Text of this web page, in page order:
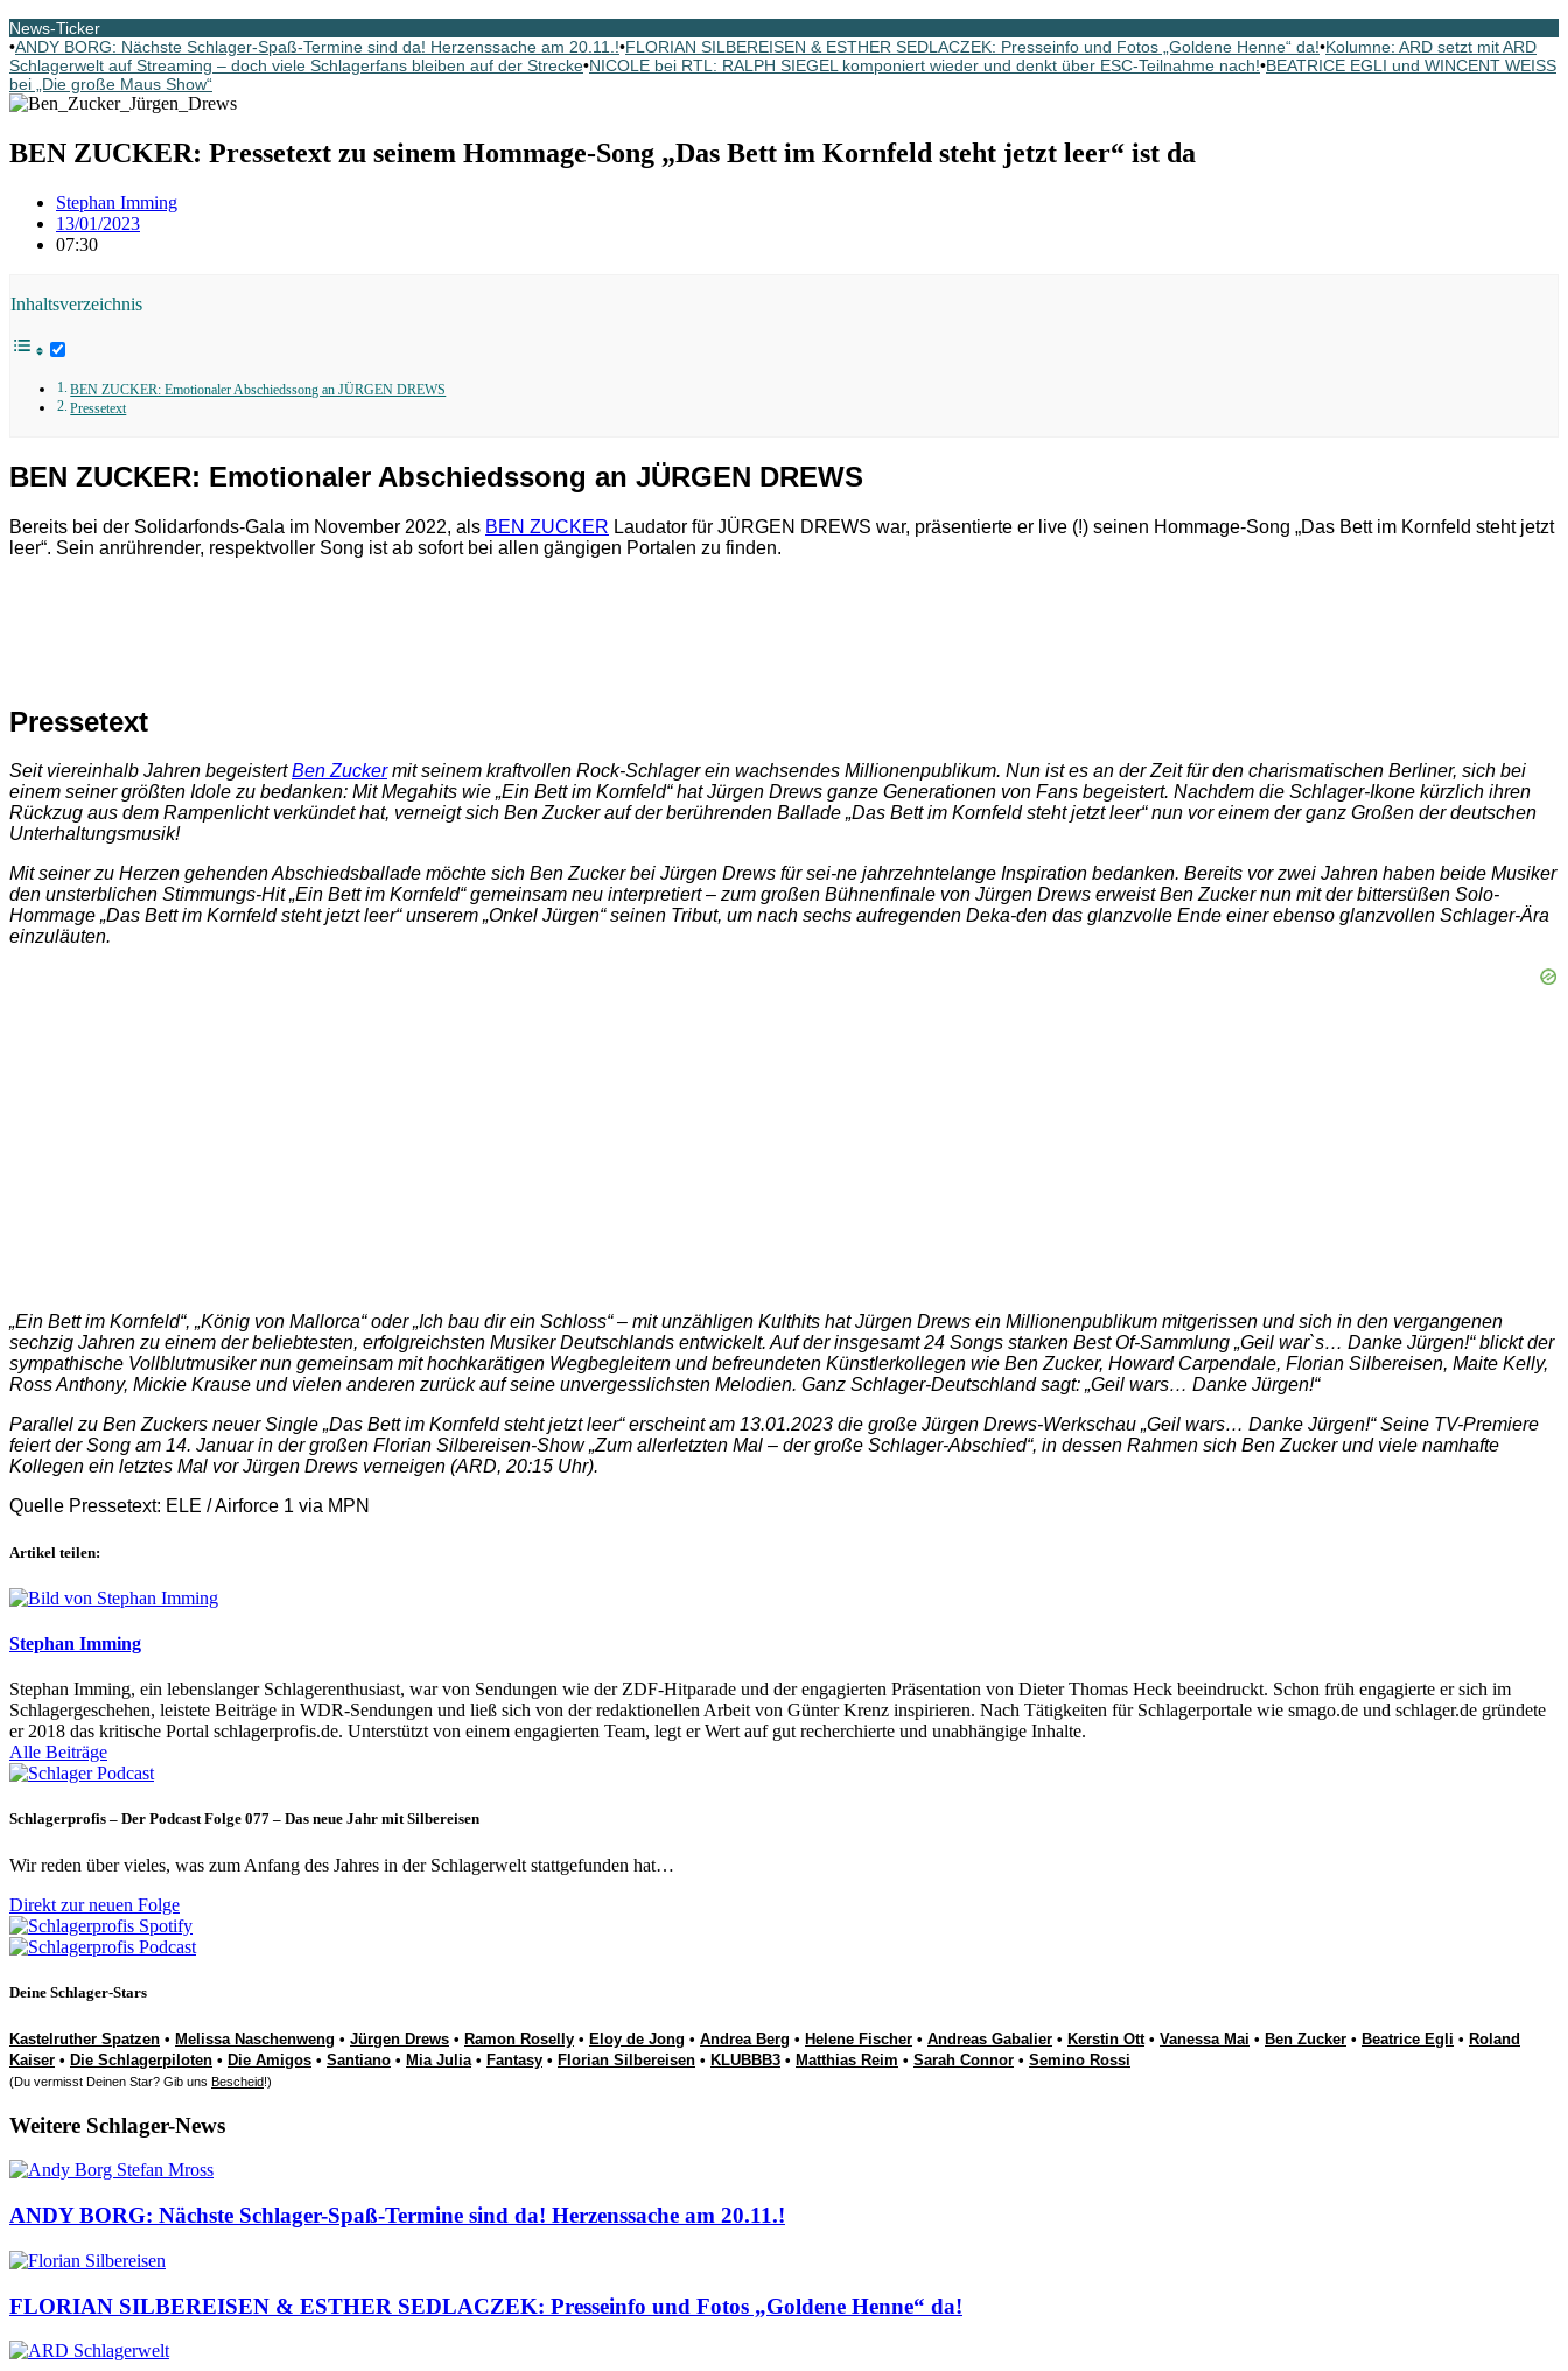
News-Ticker
•ANDY BORG: Nächste Schlager-Spaß-Termine sind da! Herzenssache am 20.11.!•FLORIAN SILBEREISEN & ESTHER SEDLACZEK: Presseinfo und Fotos „Goldene Henne“ da!•Kolumne: ARD setzt mit ARD
Schlagerwelt auf Streaming – doch viele Schlagerfans bleiben auf der Strecke•NICOLE bei RTL: RALPH SIEGEL komponiert wieder und denkt über ESC-Teilnahme nach!•BEATRICE EGLI und WINCENT WEISS
bei „Die große Maus Show“
BEN ZUCKER: Pressetext zu seinem Hommage-Song „Das Bett im Kornfeld steht jetzt leer“ ist da
Stephan Imming
13/01/2023
07:30
Inhaltsverzeichnis
BEN ZUCKER: Emotionaler Abschiedssong an JÜRGEN DREWS
Pressetext
BEN ZUCKER: Emotionaler Abschiedssong an JÜRGEN DREWS
Bereits bei der Solidarfonds-Gala im November 2022, als BEN ZUCKER Laudator für JÜRGEN DREWS war, präsentierte er live (!) seinen Hommage-Song „Das Bett im Kornfeld steht jetzt
leer“. Sein anrührender, respektvoller Song ist ab sofort bei allen gängigen Portalen zu finden.
Pressetext
Seit viereinhalb Jahren begeistertBen Zuckermit seinem kraftvollen Rock-Schlager ein wachsendes Millionenpublikum. Nun ist es an der Zeit für den charismatischen Berliner, sich bei
einem seiner größten Idole zu bedanken: Mit Megahits wie „Ein Bett im Kornfeld“ hat Jürgen Drews ganze Generationen von Fans begeistert. Nachdem die Schlager-Ikone kürzlich ihren
Rückzug aus dem Rampenlicht verkündet hat, verneigt sich Ben Zucker auf der berührenden Ballade „Das Bett im Kornfeld steht jetzt leer“ nun vor einem der ganz Großen der deutschen
Unterhaltungsmusik!
Mit seiner zu Herzen gehenden Abschiedsballade möchte sich Ben Zucker bei Jürgen Drews für sei-ne jahrzehntelange Inspiration bedanken. Bereits vor zwei Jahren haben beide Musiker
den unsterblichen Stimmungs-Hit „Ein Bett im Kornfeld“ gemeinsam neu interpretiert – zum großen Bühnenfinale von Jürgen Drews erweist Ben Zucker nun mit der bittersüßen Solo-
Hommage „Das Bett im Kornfeld steht jetzt leer“ unserem „Onkel Jürgen“ seinen Tribut, um nach sechs aufregenden Deka-den das glanzvolle Ende einer ebenso glanzvollen Schlager-Ära
einzuläuten.
„Ein Bett im Kornfeld“, „König von Mallorca“ oder „Ich bau dir ein Schloss“ – mit unzähligen Kulthits hat Jürgen Drews ein Millionenpublikum mitgerissen und sich in den vergangenen
sechzig Jahren zu einem der beliebtesten, erfolgreichsten Musiker Deutschlands entwickelt. Auf der insgesamt 24 Songs starken Best Of-Sammlung „Geil war`s… Danke Jürgen!“ blickt der
sympathische Vollblutmusiker nun gemeinsam mit hochkarätigen Wegbegleitern und befreundeten Künstlerkollegen wie Ben Zucker, Howard Carpendale, Florian Silbereisen, Maite Kelly,
Ross Anthony, Mickie Krause und vielen anderen zurück auf seine unvergesslichsten Melodien. Ganz Schlager-Deutschland sagt: „Geil wars… Danke Jürgen!“
Parallel zu Ben Zuckers neuer Single „Das Bett im Kornfeld steht jetzt leer“ erscheint am 13.01.2023 die große Jürgen Drews-Werkschau „Geil wars… Danke Jürgen!“ Seine TV-Premiere
feiert der Song am 14. Januar in der großen Florian Silbereisen-Show „Zum allerletzten Mal – der große Schlager-Abschied“, in dessen Rahmen sich Ben Zucker und viele namhafte
Kollegen ein letztes Mal vor Jürgen Drews verneigen (ARD, 20:15 Uhr).
Quelle Pressetext: ELE / Airforce 1 via MPN
Artikel teilen:
Stephan Imming
Stephan Imming, ein lebenslanger Schlagerenthusiast, war von Sendungen wie der ZDF-Hitparade und der engagierten Präsentation von Dieter Thomas Heck beeindruckt. Schon früh engagierte er sich im
Schlagergeschehen, leistete Beiträge in WDR-Sendungen und ließ sich von der redaktionellen Arbeit von Günter Krenz inspirieren. Nach Tätigkeiten für Schlagerportale wie smago.de und schlager.de gründete
er 2018 das kritische Portal schlagerprofis.de. Unterstützt von einem engagierten Team, legt er Wert auf gut recherchierte und unabhängige Inhalte.
Alle Beiträge
Schlagerprofis – Der Podcast Folge 077 – Das neue Jahr mit Silbereisen
Wir reden über vieles, was zum Anfang des Jahres in der Schlagerwelt stattgefunden hat…
Direkt zur neuen Folge
Deine Schlager-Stars
Kastelruther Spatzen • Melissa Naschenweng • Jürgen Drews • Ramon Roselly • Eloy de Jong • Andrea Berg • Helene Fischer • Andreas Gabalier • Kerstin Ott• Vanessa Mai • Ben Zucker • Beatrice Egli • Roland
Kaiser • Die Schlagerpiloten • Die Amigos • Santiano • Mia Julia• Fantasy • Florian Silbereisen • KLUBBB3 • Matthias Reim • Sarah Connor • Semino Rossi
(Du vermisst Deinen Star? Gib uns Bescheid!)
Weitere Schlager-News
ANDY BORG: Nächste Schlager-Spaß-Termine sind da! Herzenssache am 20.11.!
FLORIAN SILBEREISEN & ESTHER SEDLACZEK: Presseinfo und Fotos „Goldene Henne“ da!